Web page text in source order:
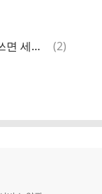
지금 모던하우스 왔는데요. 이런 세탁볼 쓰면 세탁 잘 되나요?
댓
(2)